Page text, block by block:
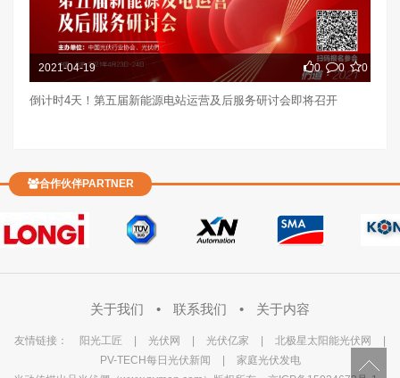
2021-04-19 0 0 0
倒计时4天！第五届新能源电站运营及后服务研讨会即将召开
合作伙伴PARTNER
关于我们 • 联系我们 • 关于内容
友情链接： 阳光工匠 | 光伏网 | 光伏亿家 | 北极星太阳能光伏网
|
PV-TECH每日光伏新闻
|
家庭光伏发电